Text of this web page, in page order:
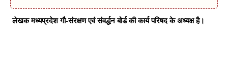
लेखक मध्यप्रदेश गौ-संरक्षण एवं संवर्द्धन बोर्ड की कार्य परिषद के अध्यक्ष है।